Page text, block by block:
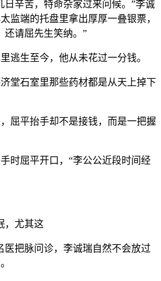
日辛苦，特命杂家过来问候。”李诚
监端的托盘里拿出厚厚一叠银票，
还请屈先生笑纳。”
逃生至今，他从未花过一分钱。
堂石室里那些药材都是从天上掉下
屈平抬手却不是接钱，而是一把握
时屈平开口，“李公公近段时间经
，尤其这
医把脉问诊，李诚瑞自然不会放过